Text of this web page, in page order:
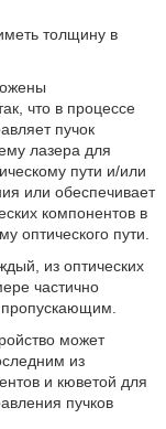
толщину в
что в процессе
пучок
лазера для
пути и/или
или обеспечивает
компонентов в
оптического пути.
из оптических
частично
может
из
и кюветой для
пучков